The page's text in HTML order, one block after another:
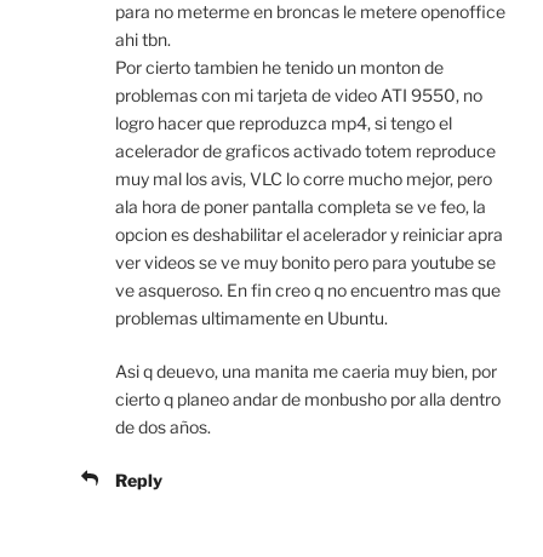
para no meterme en broncas le metere openoffice
ahi tbn.
Por cierto tambien he tenido un monton de
problemas con mi tarjeta de video ATI 9550, no
logro hacer que reproduzca mp4, si tengo el
acelerador de graficos activado totem reproduce
muy mal los avis, VLC lo corre mucho mejor, pero
ala hora de poner pantalla completa se ve feo, la
opcion es deshabilitar el acelerador y reiniciar apra
ver videos se ve muy bonito pero para youtube se
ve asqueroso. En fin creo q no encuentro mas que
problemas ultimamente en Ubuntu.
Asi q deuevo, una manita me caeria muy bien, por
cierto q planeo andar de monbusho por alla dentro
de dos años.
Reply